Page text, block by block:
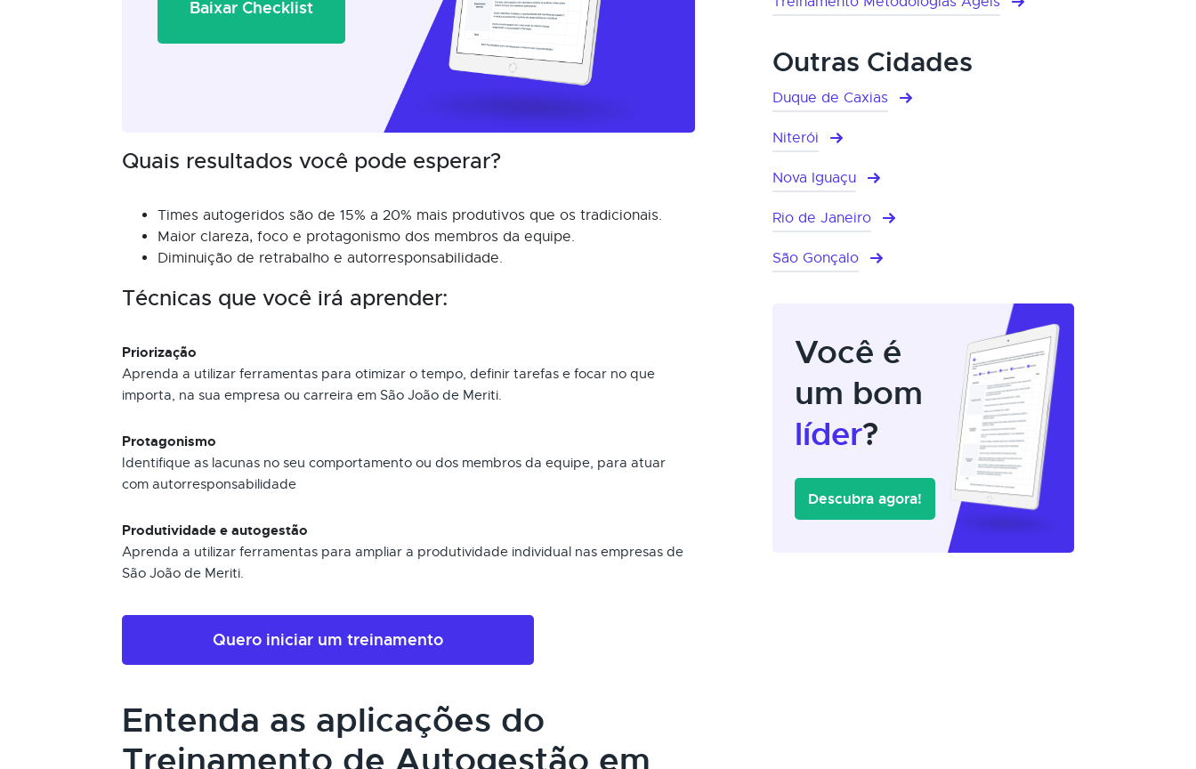
Baixar Checklist
Quais resultados você pode esperar?
Times autogeridos são de 15% a 20% mais produtivos que os tradicionais.
Maior clareza, foco e protagonismo dos membros da equipe.
Diminuição de retrabalho e autorresponsabilidade.
Técnicas que você irá aprender:
Priorização
Aprenda a utilizar ferramentas para otimizar o tempo, definir tarefas e focar no que
importa, na sua empresa ou carreira em São João de Meriti.
Protagonismo
Identifique as lacunas no seu comportamento ou dos membros da equipe, para atuar
com autorresponsabilidade
Produtividade e autogestão
Aprenda a utilizar ferramentas para ampliar a produtividade individual nas empresas de
São João de Meriti.
Quero iniciar um treinamento
Entenda as aplicações do
Outras Cidades
Duque de Caxias
Niterói
Nova Iguaçu
Rio de Janeiro
São Gonçalo
Você é
um bom
líder?
Descubra agora!